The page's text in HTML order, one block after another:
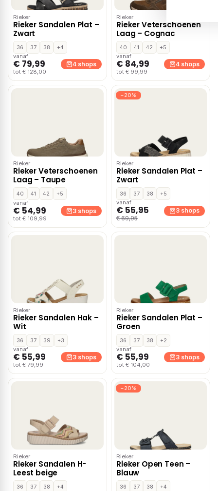
Rieker
Rieker Sandalen Plat –
Zwart
36 37 38
+4
vanaf
€ 79,99
tot € 128,00
4 shops
Rieker
Rieker Veterschoenen
Laag – Cognac
40 41 42
+5
vanaf
€ 84,99
tot € 99,99
4 shops
Rieker
Rieker Veterschoenen
Laag – Taupe
40 41 42
+5
vanaf
€ 54,99
tot € 109,99
3 shops
−20%
Rieker
Rieker Sandalen Plat –
Zwart
36 37 38
+5
vanaf
€ 55,95
€ 69,95
3 shops
Rieker
Rieker Sandalen Hak –
Wit
36 37 39
+3
vanaf
€ 55,99
tot € 79,99
3 shops
Rieker
Rieker Sandalen Plat –
Groen
36 37 38
+2
vanaf
€ 55,99
tot € 104,00
3 shops
Rieker
Rieker Sandalen H-
Leest beige
36 37 38
+4
−20%
Rieker
Rieker Open Teen –
Blauw
36 37 38
+4